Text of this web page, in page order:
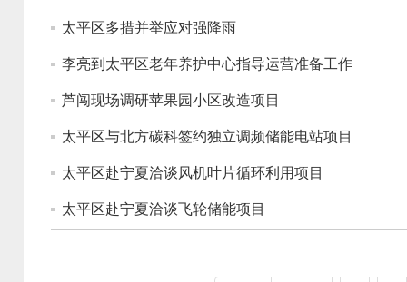
太平区多措并举应对强降雨
李亮到太平区老年养护中心指导运营准备工作
芦闯现场调研苹果园小区改造项目
太平区与北方碳科签约独立调频储能电站项目
太平区赴宁夏洽谈风机叶片循环利用项目
太平区赴宁夏洽谈飞轮储能项目